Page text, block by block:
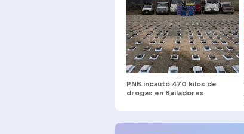
PNB incautó 470 kilos de
drogas en Bailadores